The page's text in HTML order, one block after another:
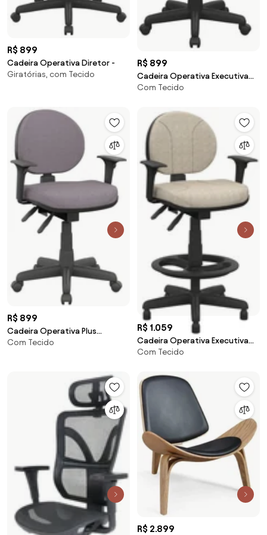
R$ 899
Cadeira Operativa Diretor -
Giratórias, com Tecido
R$ 899
Cadeira Operativa Executiva
com BackPlax -
Com Tecido
R$ 899
Cadeira Operativa Plus
Executiva com Back Plax -
Com Tecido
R$ 1.059
Cadeira Operativa Executiva
Caixa com BackPlax -
Com Tecido
R$ 2.899